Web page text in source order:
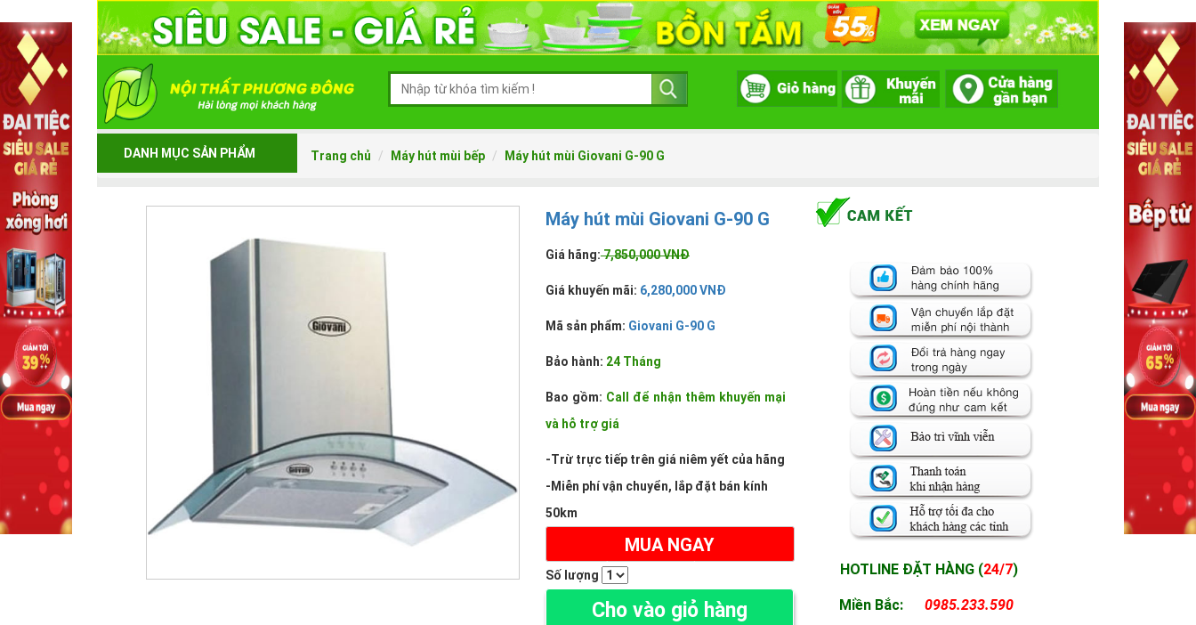
DANH MỤC SẢN PHẨM Trang chủ Máy hút mùi bếp Máy hút mùi Giovani G-90 G
Máy hút mùi Giovani G-90 G
Giá hãng:7,850,000 VNĐ
Giá khuyến mãi: 6,280,000 VNĐ
Mã sản phẩm: Giovani G-90 G
Bảo hành: 24 Tháng
Bao gồm: Call để nhận thêm khuyến mại
và hỗ trợ giá
-Trừ trực tiếp trên giá niêm yết của hãng
-Miễn phí vận chuyển, lắp đặt bán kính
50km
MUA NGAY
(ĐẶT HÀNG ONLINE NHẬN NGAY 300K)
Số lượng
Cho vào giỏ hàng
HOTLINE ĐẶT HÀNG (24/7)
Miền Bắc: 0985.233.590